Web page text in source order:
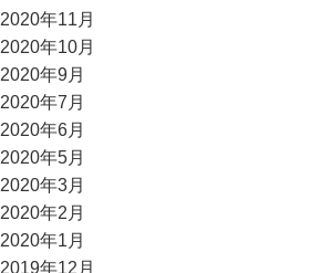
2020年11月
2020年10月
2020年9月
2020年7月
2020年6月
2020年5月
2020年3月
2020年2月
2020年1月
2019年12月